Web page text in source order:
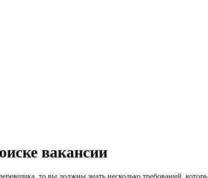
вакансии
то вы должны знать несколько требований,